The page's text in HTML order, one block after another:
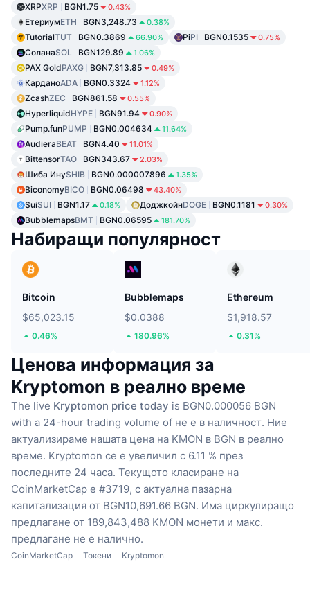
XRPXRP BGN1.75 0.43%
ЕтериумETH BGN3,248.73 0.38%
TutorialTUT BGN0.3869 66.90% PiPI BGN0.1535 0.75%
СоланаSOL BGN129.89 1.06%
PAX GoldPAXG BGN7,313.85 0.49%
КарданоADA BGN0.3324 1.12%
ZcashZEC BGN861.58 0.55%
HyperliquidHYPE BGN91.94 0.90%
Pump.funPUMP BGN0.004634 11.64%
AudieraBEAT BGN4.40 11.01%
BittensorTAO BGN343.67 2.03%
Шиба ИнуSHIB BGN0.000007896 1.35%
BiconomyBICO BGN0.06498 43.40%
SuiSUI BGN1.17 0.18% ДоджкойнDOGE BGN0.1181 0.30%
BubblemapsBMT BGN0.06595 181.70%
Набиращи популярност
Bitcoin
$65,023.15
0.46%
Bubblemaps
$0.0388
180.96%
Ethereum
$1,918.57
0.31%
Ценова информация за
Kryptomon в реално време
The live Kryptomon price today is BGN0.000056 BGN
with a 24-hour trading volume of не е в наличност. Ние
актуализираме нашата цена на KMON в BGN в реално
време. Kryptomon се е увеличил с 6.11 % през
последните 24 часа. Текущото класиране на
CoinMarketCap е #3719, с актуална пазарна
капитализация от BGN10,691.66 BGN. Има циркулиращо
предлагане от 189,843,488 KMON монети и макс.
предлагане не е налично.
CoinMarketCap Токени Kryptomon